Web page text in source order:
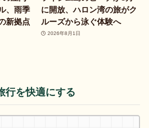
、雨季
新拠点
に開放、ハロン湾の旅がク
ルーズから泳ぐ体験へ
2026年8月1日
行を快適にする